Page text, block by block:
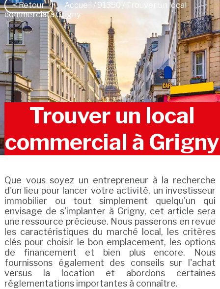
< Retour Accueil / 91350 / Trouver un local
commercial à Grigny
Trouver un local
commercial à Grigny
Que vous soyez un entrepreneur à la recherche
d'un lieu pour lancer votre activité, un investisseur
immobilier ou tout simplement quelqu'un qui
envisage de s'implanter à Grigny, cet article sera
une ressource précieuse. Nous passerons en revue
les caractéristiques du marché local, les critères
clés pour choisir le bon emplacement, les options
de financement et bien plus encore. Nous
fournissons également des conseils sur l'achat
versus la location et abordons certaines
réglementations importantes à connaître.